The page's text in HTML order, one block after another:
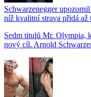
Schwarzenegger
níž kvalitní strava přidá
Sedm titulů Mr. Olympia,
nový cíl. Arnold